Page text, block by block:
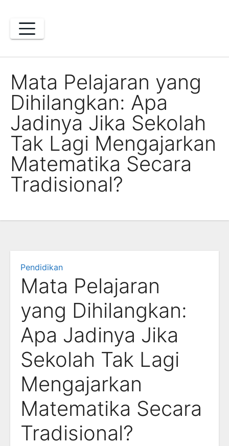
content
Mata Pelajaran yang
Dihilangkan: Apa
Jadinya Jika Sekolah
Tak Lagi Mengajarkan
Matematika Secara
Tradisional?
Pendidikan
Mata Pelajaran
yang Dihilangkan:
Apa Jadinya Jika
Sekolah Tak Lagi
Mengajarkan
Matematika Secara
Tradisional?